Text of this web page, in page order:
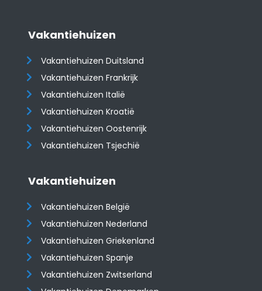
Vakantiehuizen
Vakantiehuizen Duitsland
Vakantiehuizen Frankrijk
Vakantiehuizen Italië
Vakantiehuizen Kroatië
​​​​​​​Vakantiehuizen Oostenrijk
Vakantiehuizen Tsjechië
Vakantiehuizen
Vakantiehuizen België
Vakantiehuizen Nederland
Vakantiehuizen Griekenland
Vakantiehuizen Spanje
​​​​​​​Vakantiehuizen Zwitserland